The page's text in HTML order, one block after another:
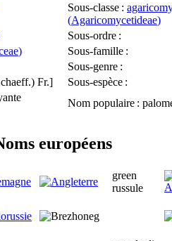
Sous-classe :
(Agaricomycetideae)
Sous-ordre :
) Sous-famille :
Sous-genre :
Fr.] Sous-espèce :
Nom populaire :
européens
green
russule